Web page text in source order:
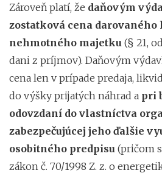
Zároveň platí, že daňovým
zostatková cena darovaného
nehmotného majetku (§ 21,
dani z príjmov). Daňovým
cena len v prípade predaja,
do výšky prijatých náhrad a pri
odovzdaní do vlastníctva
zabezpečujúcej jeho ďalšie
osobitného predpisu (pričom
zákon č. 70/1998 Z. z. o